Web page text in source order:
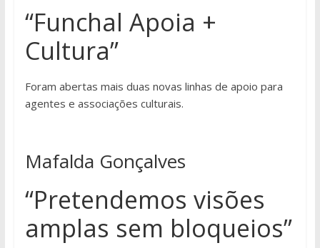
“Funchal Apoia +
Cultura”
Foram abertas mais duas novas linhas de apoio para
agentes e associações culturais.
Mafalda Gonçalves
“Pretendemos visões
amplas sem bloqueios”